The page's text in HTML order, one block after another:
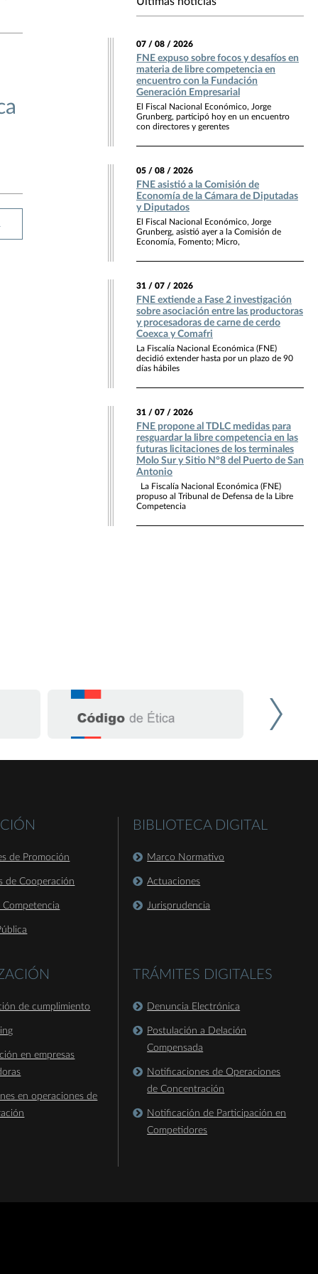
07 / 08 / 2026
FNE expuso sobre focos y desafíos en
materia de libre competencia en
encuentro con la Fundación
Generación Empresarial
El Fiscal Nacional Económico, Jorge
Grunberg, participó hoy en un encuentro
con directores y gerentes
05 / 08 / 2026
FNE asistió a la Comisión de
Economía de la Cámara de Diputadas
y Diputados
El Fiscal Nacional Económico, Jorge
Grunberg, asistió ayer a la Comisión de
Economía, Fomento; Micro,
31 / 07 / 2026
FNE extiende a Fase 2 investigación
sobre asociación entre las productoras
y procesadoras de carne de cerdo
Coexca y Comafri
La Fiscalía Nacional Económica (FNE)
decidió extender hasta por un plazo de 90
días hábiles
31 / 07 / 2026
FNE propone al TDLC medidas para
resguardar la libre competencia en las
futuras licitaciones de los terminales
Molo Sur y Sitio N°8 del Puerto de San
Antonio
La Fiscalía Nacional Económica (FNE)
propuso al Tribunal de Defensa de la Libre
Competencia
de Promoción
de Cooperación
Competencia
de cumplimiento
en empresas
en operaciones de
BIBLIOTECA DIGITAL
Marco Normativo
Actuaciones
Jurisprudencia
TRÁMITES DIGITALES
Denuncia Electrónica
Postulación a Delación
Compensada
Notificaciones de Operaciones
de Concentración
Notificación de Participación en
Competidores